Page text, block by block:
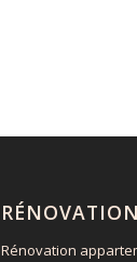
RÉNOVATION
Rénovation